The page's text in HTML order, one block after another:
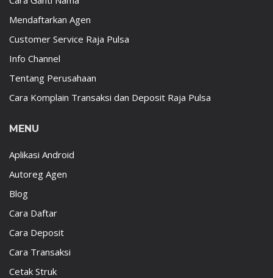
Mendaftarkan Agen
Customer Service Raja Pulsa
Info Channel
Tentang Perusahaan
Cara Komplain Transaksi dan Deposit Raja Pulsa
MENU
Aplikasi Android
Autoreg Agen
Blog
Cara Daftar
Cara Deposit
Cara Transaksi
Cetak Struk